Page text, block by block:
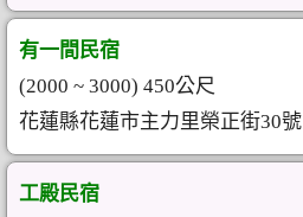
有一間民宿
(2000 ~ 3000) 450公尺
花蓮縣花蓮市主力里榮正街30號
工殿民宿